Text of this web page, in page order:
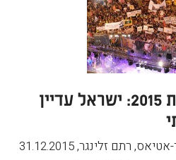
תמונת מצב חברתית 2015: ישראל עדיין
אטיאס, רתם זלינגר,
31.12.2015